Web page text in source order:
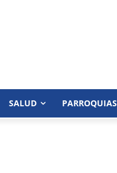
SALUD PARROQUIAS